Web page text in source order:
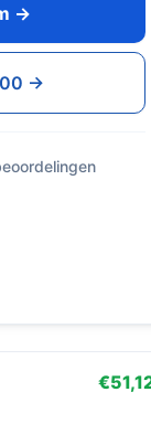
→
→